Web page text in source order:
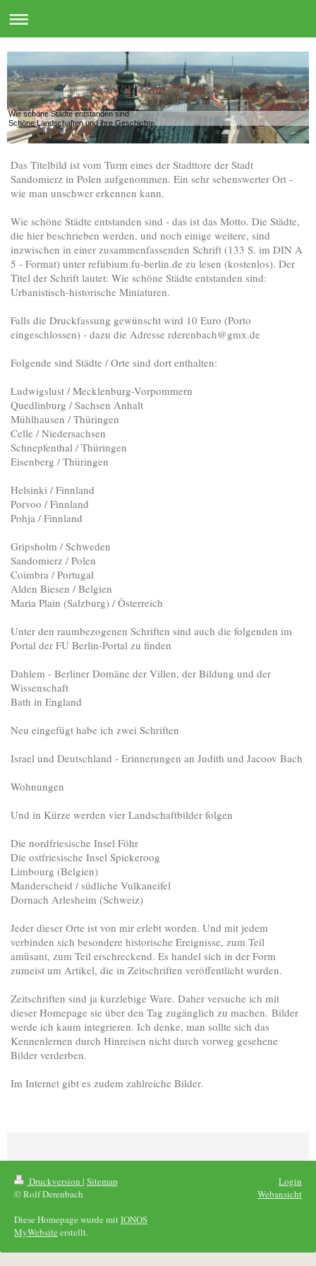
Wie schöne Städte entstanden sind
Schöne Landschaften und ihre Geschichte
Das Titelbild ist vom Turm eines der Stadttore der Stadt
Sandomierz in Polen aufgenommen. Ein sehr sehenswerter Ort -
wie man unschwer erkennen kann.
Wie schöne Städte entstanden sind - das ist das Motto. Die Städte,
die hier beschrieben werden, und noch einige weitere, sind
inzwischen in einer zusammenfassenden Schrift (133 S. im DIN A
5 - Format) unter refubium.fu-berlin.de zu lesen (kostenlos). Der
Titel der Schrift lautet: Wie schöne Städte entstanden sind:
Urbanistisch-historische Miniaturen.
Falls die Druckfassung gewünscht wird 10 Euro (Porto
eingeschlossen) - dazu die Adresse rderenbach@gmx.de
Folgende sind Städte / Orte sind dort enthalten:
Ludwigslust / Mecklenburg-Vorpommern
Quedlinburg / Sachsen Anhalt
Mühlhausen / Thüringen
Celle / Niedersachsen
Schnepfenthal / Thüringen
Eisenberg / Thüringen
Helsinki / Finnland
Porvoo / Finnland
Pohja / Finnland
Gripsholm / Schweden
Sandomierz / Polen
Coimbra / Portugal
Alden Biesen / Belgien
Maria Plain (Salzburg) / Österreich
Unter den raumbezogenen Schriften sind auch die folgenden im
Portal der FU Berlin-Portal zu finden
Dahlem - Berliner Domäne der Villen, der Bildung und der
Wissenschaft
Bath in England
Neu eingefügt habe ich zwei Schriften
Israel und Deutschland - Erinnerungen an Judith und Jacoov Bach
Wohnungen
Und in Kürze werden vier Landschaftbilder folgen
Die nordfriesische Insel Föhr
Die ostfriesische Insel Spiekeroog
Limbourg (Belgien)
Manderscheid / südliche Vulkaneifel
Dornach Arlesheim (Schweiz)
Jeder dieser Orte ist von mir erlebt worden. Und mit jedem
verbinden sich besondere historische Ereignisse, zum Teil
amüsant, zum Teil erschreckend. Es handel sich in der Form
zumeist um Artikel, die in Zeitschriften veröffentlicht wurden.
Zeitschriften sind ja kurzlebige Ware. Daher versuche ich mit
dieser Homepage sie über den Tag zugänglich zu machen. Bilder
werde ich kaum integrieren. Ich denke, man sollte sich das
Kennenlernen durch Hinreisen nicht durch vorweg gesehene
Bilder verderben.
Im Internet gibt es zudem zahlreiche Bilder.
Druckversion | Sitemap
© Rolf Derenbach
Diese Homepage wurde mitIONOS
MyWebsite erstellt.
Login
Webansicht